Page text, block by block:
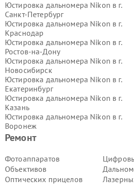
Ремонт
Фотоаппаратов
Объективов
Оптических прицелов
Юстировка дальномера Nikon в г.
Санкт-Петербург
Юстировка дальномера Nikon в г.
Краснодар
Юстировка дальномера Nikon в г.
Ростов-на-Дону
Юстировка дальномера Nikon в г.
Новосибирск
Юстировка дальномера Nikon в г.
Екатеринбург
Юстировка дальномера Nikon в г.
Казань
Юстировка дальномера Nikon в г.
Воронеж
Юстировка дальномера Nikon в г.
Юстировка дальномера Nikon в г.
Самара
Юстировка дальномера Nikon в г.
Пермь